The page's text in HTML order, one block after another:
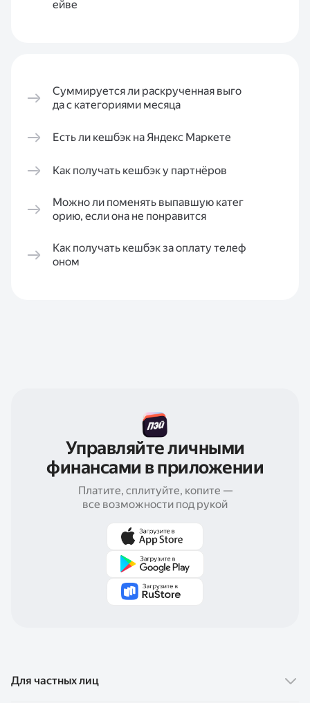
ейве
Суммируется ли раскрученная выго
да с категориями месяца
Есть ли кешбэк на Яндекс Маркете
Как получать кешбэк у партнёров
Можно ли поменять выпавшую катег
орию, если она не понравится
Как получать кешбэк за оплату телеф
оном
Управляйте личными
финансами в приложении
Платите, сплитуйте, копите —
все возможности под рукой
Для частных лиц